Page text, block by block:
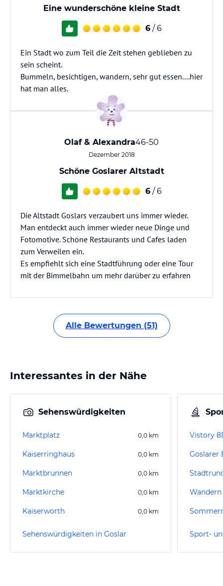
Eine wunderschöne kleine Stadt
6 / 6
Ein Stadt wo zum Teil die Zeit stehen geblieben zu
sein scheint.
Bummeln, besichtigen, wandern, sehr gut essen....hier
hat man alles.
Olaf & Alexandra46-50
Dezember 2018
Schöne Goslarer Altstadt
6 / 6
Die Altstadt Goslars verzaubert uns immer wieder.
Man entdeckt auch immer wieder neue Dinge und
Fotomotive. Schöne Restaurants und Cafes laden
zum Verweilen ein.
Es empfiehlt sich eine Stadtführung oder eine Tour
mit der Bimmelbahn um mehr darüber zu erfahren
Alle Bewertungen (51)
Interessantes in der Nähe
Sehenswürdigkeiten
Marktplatz 0,0 km
Kaiserringhaus 0,0 km
Marktbrunnen 0,0 km
Marktkirche 0,0 km
Kaiserworth 0,0 km
Sehenswürdigkeiten in Goslar
Vistory
Goslarer
Wandern
Sport-